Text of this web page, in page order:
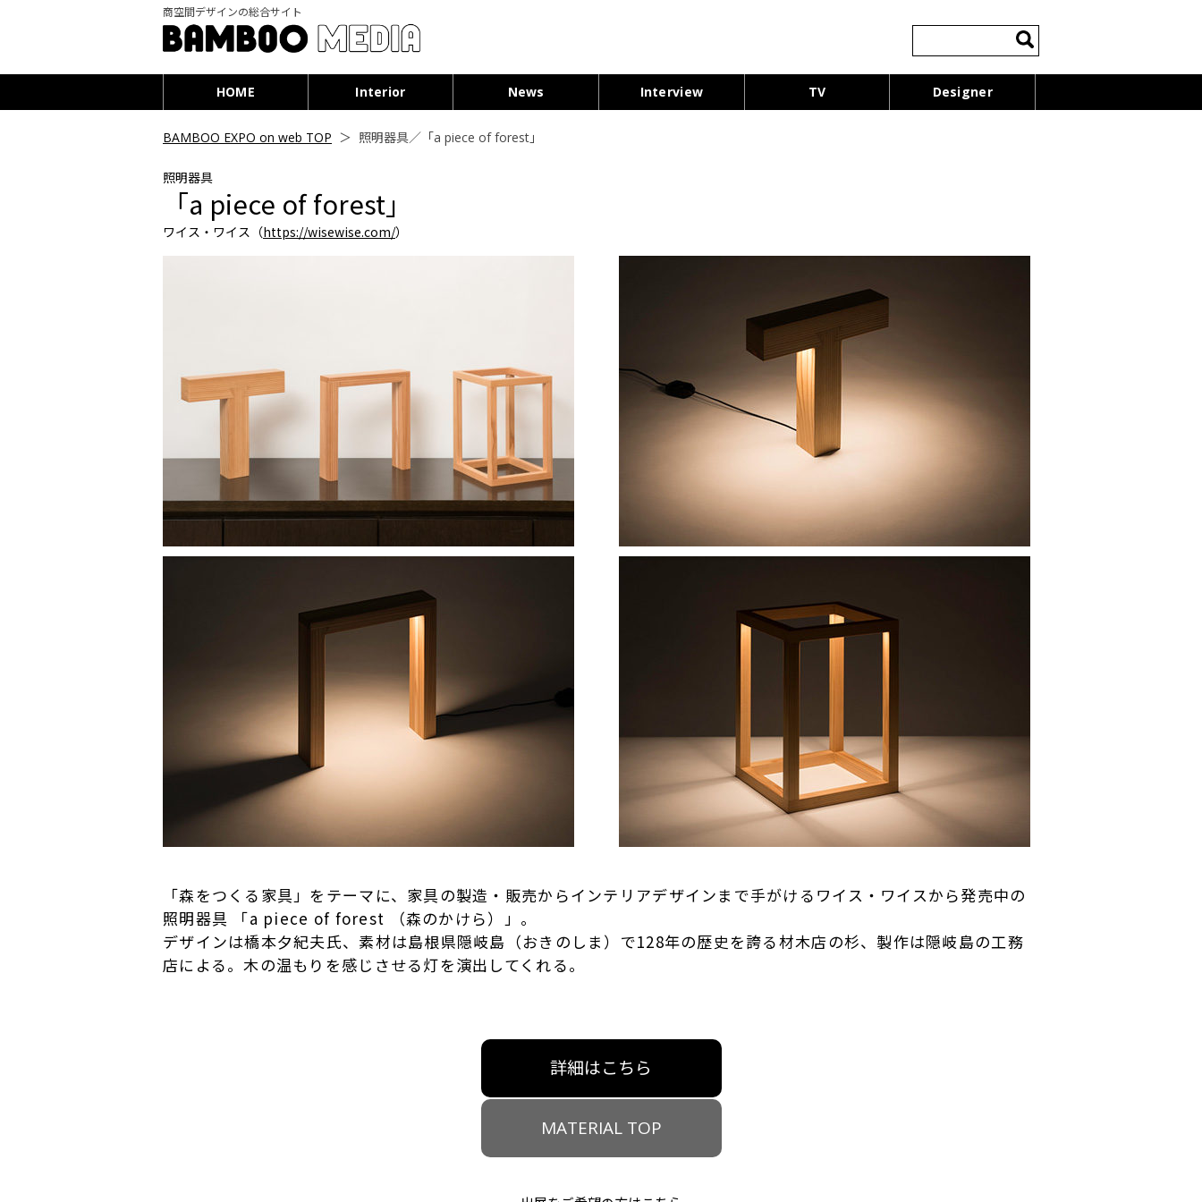
商空間デザインの総合サイト
索:
HOME Interior News Interview TV Designer
BAMBOO EXPO on web TOP ＞ 照明器具／「a piece of forest」
照明器具
「a piece of forest」
ワイス・ワイス（https://wisewise.com/）
「森をつくる家具」をテーマに、家具の製造・販売からインテリアデザインまで手がけるワイス・ワイスから発売中の
照明器具 「a piece of forest （森のかけら）」。
デザインは橋本夕紀夫氏、素材は島根県隠岐島（おきのしま）で128年の歴史を誇る材木店の杉、製作は隠岐島の工務
店による。木の温もりを感じさせる灯を演出してくれる。
詳細はこちら
MATERIAL TOP